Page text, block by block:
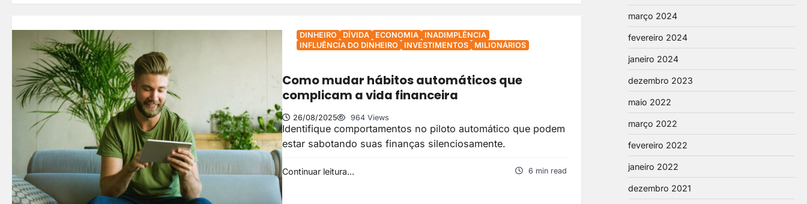
DINHEIRO DÍVIDA ECONOMIA
INADIMPLÊNCIA
INFLUÊNCIA DO DINHEIRO
INVESTIMENTOS MILIONÁRIOS
Como mudar hábitos automáticos que
complicam a vida financeira
26/08/2025 964 Views
Identifique comportamentos no piloto automático que podem
estar sabotando suas finanças silenciosamente.
Continuar leitura... 6 min read
março 2024
fevereiro 2024
janeiro 2024
dezembro 2023
maio 2022
março 2022
fevereiro 2022
janeiro 2022
dezembro 2021